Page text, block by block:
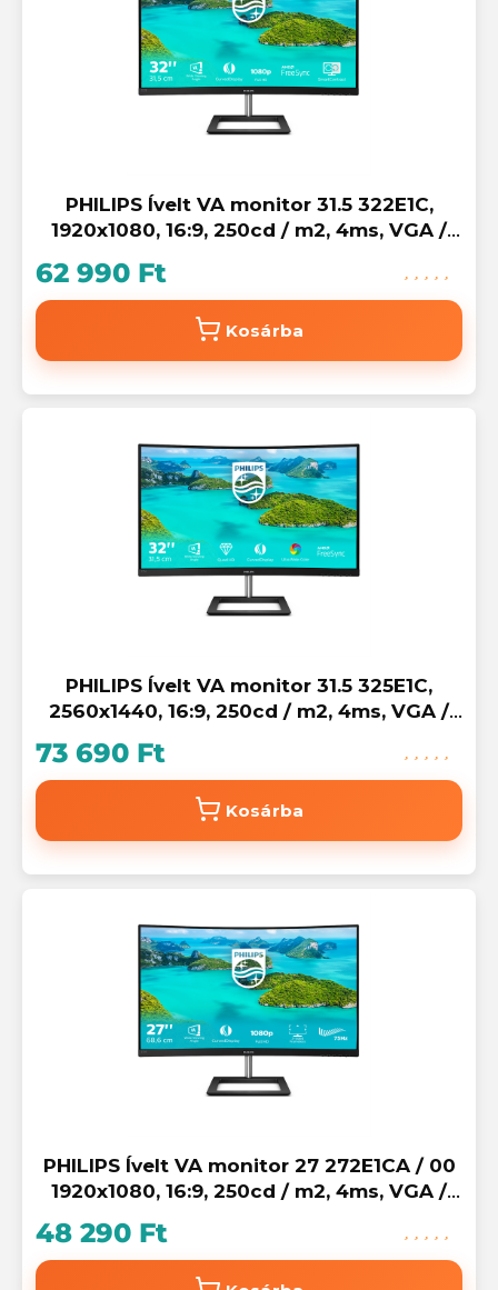
PHILIPS Ívelt VA monitor 31.5 322E1C,
1920x1080, 16:9, 250cd / m2, 4ms, VGA /
62 990 Ft
Kosárba
PHILIPS Ívelt VA monitor 31.5 325E1C,
2560x1440, 16:9, 250cd / m2, 4ms, VGA /
73 690 Ft
Kosárba
PHILIPS Ívelt VA monitor 27 272E1CA / 00
1920x1080, 16:9, 250cd / m2, 4ms, VGA /
48 290 Ft